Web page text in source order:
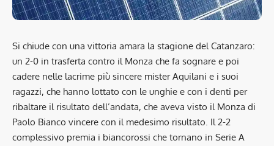
Si chiude con una vittoria amara la stagione del Catanzaro:
un 2-0 in trasferta contro il Monza che fa sognare e poi
cadere nelle lacrime più sincere mister Aquilani e i suoi
ragazzi, che hanno lottato con le unghie e con i denti per
ribaltare il risultato dell’andata, che aveva visto il Monza di
Paolo Bianco vincere con il medesimo risultato. Il 2-2
complessivo premia i biancorossi che tornano in Serie A